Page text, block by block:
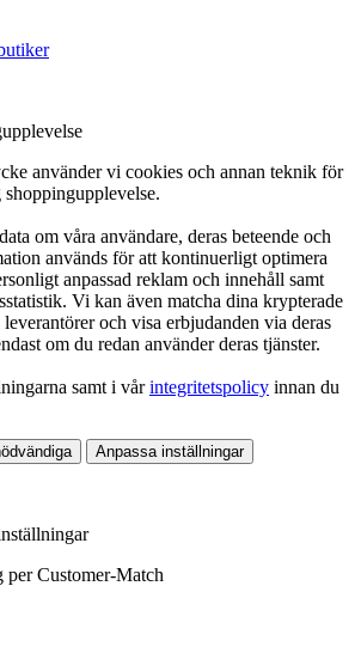
använder vi cookies och annan teknik för
om våra användare, deras beteende och
används för att kontinuerligt optimera
anpassad reklam och innehåll samt
Vi kan även matcha dina krypterade
och visa erbjudanden via deras
om du redan använder deras tjänster.
samt i vårintegritetspolicy innan du
Anpassa inställningar
per Customer-Match